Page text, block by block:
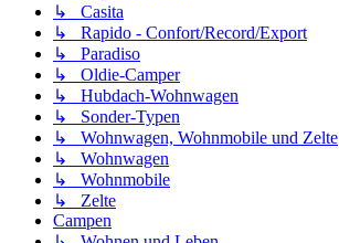
↳ Casita
↳ Rapido - Confort/Record/Export
↳ Paradiso
↳ Oldie-Camper
↳ Hubdach-Wohnwagen
↳ Sonder-Typen
↳ Wohnwagen, Wohnmobile und Zelte
↳ Wohnwagen
↳ Wohnmobile
↳ Zelte
Campen